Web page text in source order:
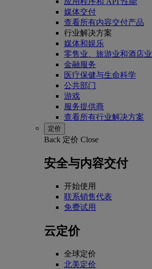
媒体交付
查看所有内容交付产品
行业解决方案
媒体和娱乐
零售业、旅游业和酒店业
金融服务
医疗保健与生命科学
公共部门
游戏
服务提供商
查看所有行业解决方案
定价
Back 定价 Close
安全与内容交付
开始使用
联系销售代表
免费试用
云定价
全球定价
北美定价